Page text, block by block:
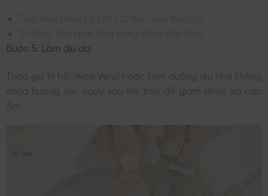
Bước 5: Làm dịu da
Thoa gel lô hội (Aloe Vera) hoặc kem dưỡng dịu nhẹ không
chứa hương liệu ngay sau khi triệt để giảm nhiệt và cấp
ẩm.